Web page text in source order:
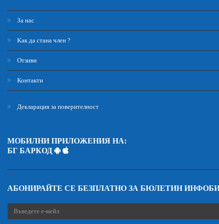
За нас
Как да стана член ?
Отзиви
Контакти
Декларация за поверителност
МОБИЛНИ ПРИЛОЖЕНИЯ НА:
БГ БАРКОД
АБОНИРАЙТЕ СЕ БЕЗПЛАТНО ЗА БЮЛЕТИН